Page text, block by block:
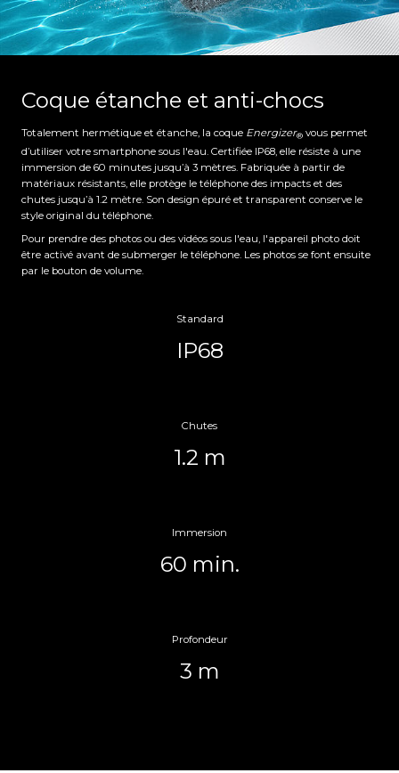
Coque étanche et anti-chocs
Totalement hermétique et étanche, la coque Energizer® vous permet
d’utiliser votre smartphone sous l'eau. Certifiée IP68, elle résiste à une
immersion de 60 minutes jusqu’à 3 mètres. Fabriquée à partir de
matériaux résistants, elle protège le téléphone des impacts et des
chutes jusqu’à 1.2 mètre. Son design épuré et transparent conserve le
style original du téléphone.
Pour prendre des photos ou des vidéos sous l'eau, l'appareil photo doit
être activé avant de submerger le téléphone. Les photos se font ensuite
par le bouton de volume.
Standard
IP68
Chutes
1.2 m
Immersion
60 min.
Profondeur
3 m